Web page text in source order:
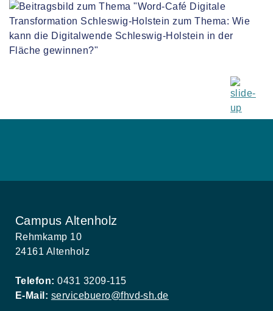
Campus Altenholz
Rehmkamp 10
24161 Altenholz
Telefon: 0431 3209-115
E-Mail: servicebuero@fhvd-sh.de